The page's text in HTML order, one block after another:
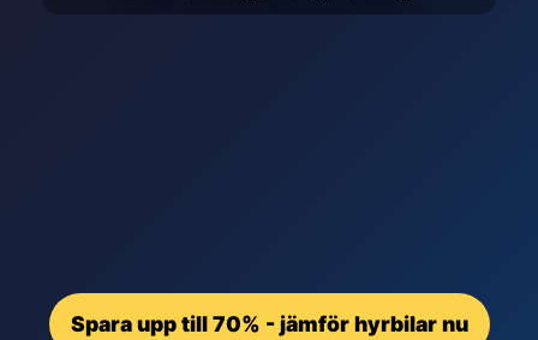
Spara upp till 70% - jämför hyrbilar nu